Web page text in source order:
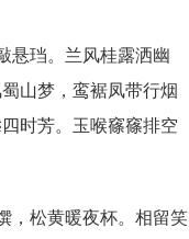
悬珰。兰风桂露洒幽
山梦，鸾裾凤带行烟
时芳。玉喉窱窱排空
，松黄暖夜杯。相留笑